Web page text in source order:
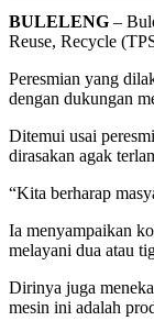
BULELENG –
Reuse, Recycle
Peresmian yang
dengan dukungan
Ditemui usai
dirasakan agak
“Kita berharap
Ia menyampaikan
melayani dua atau
Dirinya juga
mesin ini adalah